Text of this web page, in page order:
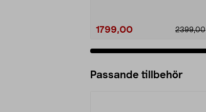
1799,00 2399,00
Passande tillbehör